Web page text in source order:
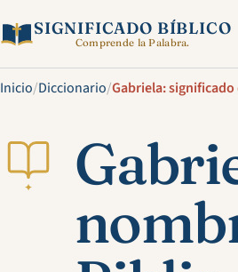
SIGNIFICADO BÍBLICO
Comprende la Palabra.
Inicio/Diccionario/Gabriela:
✦